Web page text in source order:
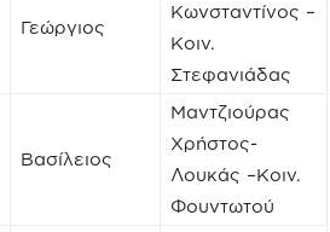
Γεώργιος
Κωνσταντίνος –
Κοιν.
Στεφανιάδας
Βασίλειος
Μαντζιούρας
Χρήστος-
Λουκάς –Κοιν.
Φουντωτού